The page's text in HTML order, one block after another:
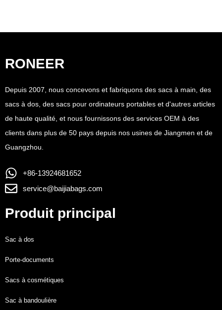
RONEER
Depuis 2007, nous concevons et fabriquons des sacs à main, des
sacs à dos, des sacs pour ordinateurs portables et d'autres articles
de haute qualité, et nous fournissons des services OEM à des
clients dans plus de 50 pays depuis nos usines de Jiangmen et de
Guangzhou.
+86-13924681652
service@baijiabags.com
Produit principal
Sac à dos
Porte-documents
Sacs à cosmétiques
Sac à bandoulière